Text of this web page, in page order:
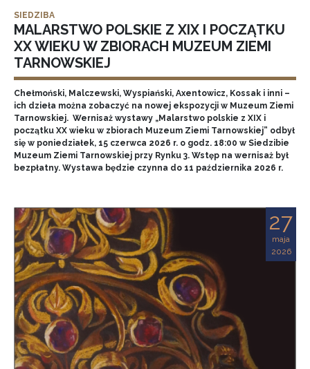
SIEDZIBA
MALARSTWO POLSKIE Z XIX I POCZĄTKU
XX WIEKU W ZBIORACH MUZEUM ZIEMI
TARNOWSKIEJ
Chełmoński, Malczewski, Wyspiański, Axentowicz, Kossak i inni –
ich dzieła można zobaczyć na nowej ekspozycji w Muzeum Ziemi
Tarnowskiej. Wernisaż wystawy „Malarstwo polskie z XIX i
początku XX wieku w zbiorach Muzeum Ziemi Tarnowskiej” odbył
się w poniedziałek, 15 czerwca 2026 r. o godz. 18:00 w Siedzibie
Muzeum Ziemi Tarnowskiej przy Rynku 3. Wstęp na wernisaż był
bezpłatny. Wystawa będzie czynna do 11 października 2026 r.
27
maja
2026